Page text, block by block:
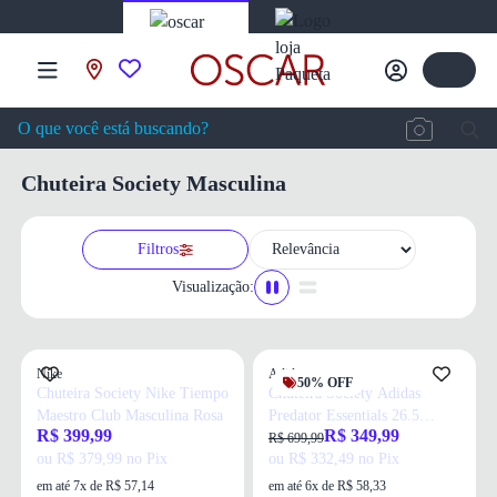
Chuteira Society Masculina
Filtros
Visualização:
Nike
Chuteira Society Nike Tiempo
Maestro Club Masculina Rosa
R$ 399,99
ou R$ 379,99 no Pix
em até 7x de R$ 57,14
50% OFF
Adidas
Chuteira Society Adidas
Predator Essentials 26.5
Masculina Preta
R$ 699,99R$ 349,99
ou R$ 332,49 no Pix
em até 6x de R$ 58,33